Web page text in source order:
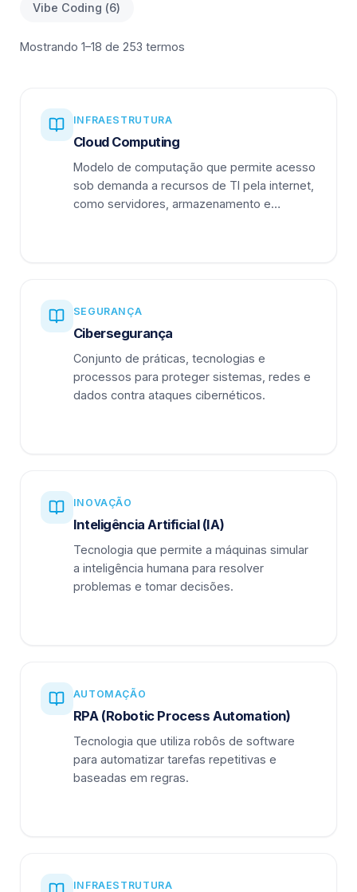
Vibe Coding (6)
Mostrando 1–18 de 253 termos
INFRAESTRUTURA
Cloud Computing
Modelo de computação que permite acesso
sob demanda a recursos de TI pela internet,
como servidores, armazenamento e
SEGURANÇA
Cibersegurança
Conjunto de práticas, tecnologias e
processos para proteger sistemas, redes e
dados contra ataques cibernéticos.
INOVAÇÃO
Inteligência Artificial (IA)
Tecnologia que permite a máquinas simular
a inteligência humana para resolver
problemas e tomar decisões.
AUTOMAÇÃO
RPA (Robotic Process Automation)
Tecnologia que utiliza robôs de software
para automatizar tarefas repetitivas e
baseadas em regras.
INFRAESTRUTURA